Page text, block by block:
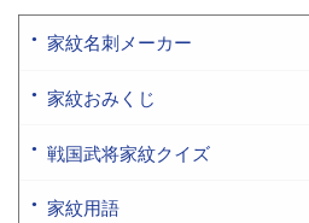
家紋名刺メーカー
家紋おみくじ
戦国武将家紋クイズ
家紋用語